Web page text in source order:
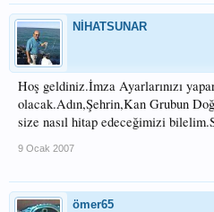
NİHATSUNAR
Hoş geldiniz.İmza Ayarlarınızı
olacak.Adın,Şehrin,Kan Grubun
size nasıl hitap edeceğimizi
9 Ocak 2007
ömer65